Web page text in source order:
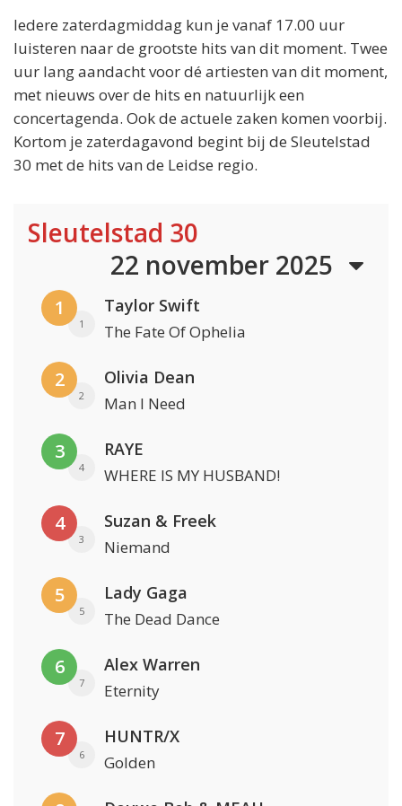
Iedere zaterdagmiddag kun je vanaf 17.00 uur
luisteren naar de grootste hits van dit moment. Twee
uur lang aandacht voor dé artiesten van dit moment,
met nieuws over de hits en natuurlijk een
concertagenda. Ook de actuele zaken komen voorbij.
Kortom je zaterdagavond begint bij de Sleutelstad
30 met de hits van de Leidse regio.
Sleutelstad 30
22 november 2025
1
1
Taylor Swift
The Fate Of Ophelia
2
2
Olivia Dean
Man I Need
3
4
RAYE
WHERE IS MY HUSBAND!
4
3
Suzan & Freek
Niemand
5
5
Lady Gaga
The Dead Dance
6
7
Alex Warren
Eternity
7
6
HUNTR/X
Golden